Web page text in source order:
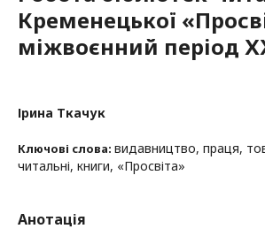
Кременецької
міжвоєнний період
Ірина Ткачук
Ключові слова: видавництво, праця,
читальні, книги, «Просвіта»
Анотація